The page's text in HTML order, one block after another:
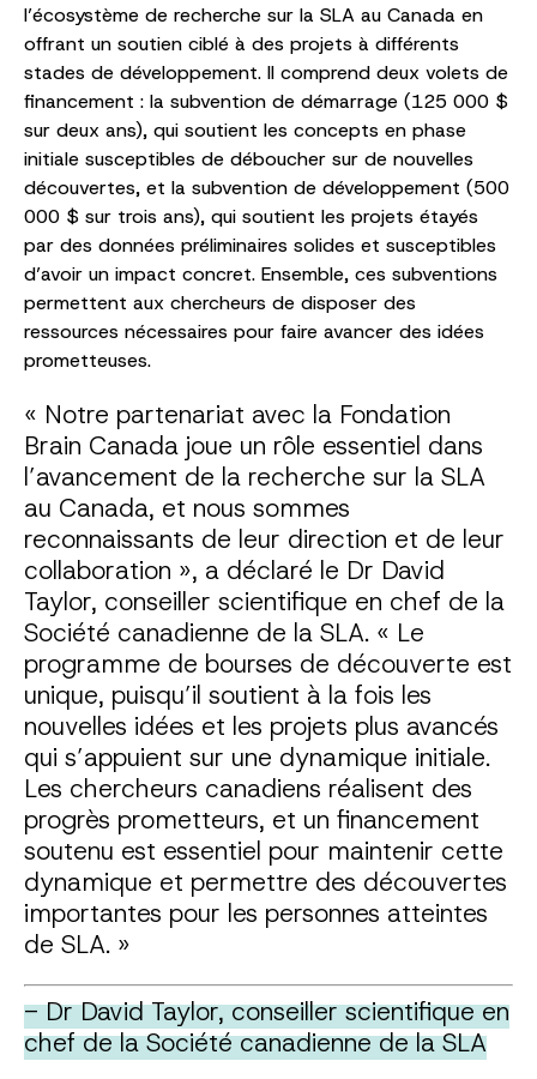
l’écosystème de recherche sur la SLA au Canada en
offrant un soutien ciblé à des projets à différents
stades de développement. Il comprend deux volets de
financement : la subvention de démarrage (125 000 $
sur deux ans), qui soutient les concepts en phase
initiale susceptibles de déboucher sur de nouvelles
découvertes, et la subvention de développement (500
000 $ sur trois ans), qui soutient les projets étayés
par des données préliminaires solides et susceptibles
d’avoir un impact concret. Ensemble, ces subventions
permettent aux chercheurs de disposer des
ressources nécessaires pour faire avancer des idées
prometteuses.
« Notre partenariat avec la Fondation
Brain Canada joue un rôle essentiel dans
l’avancement de la recherche sur la SLA
au Canada, et nous sommes
reconnaissants de leur direction et de leur
collaboration », a déclaré le Dr David
Taylor, conseiller scientifique en chef de la
Société canadienne de la SLA. « Le
programme de bourses de découverte est
unique, puisqu’il soutient à la fois les
nouvelles idées et les projets plus avancés
qui s’appuient sur une dynamique initiale.
Les chercheurs canadiens réalisent des
progrès prometteurs, et un financement
soutenu est essentiel pour maintenir cette
dynamique et permettre des découvertes
importantes pour les personnes atteintes
de SLA. »
- Dr David Taylor, conseiller scientifique en
chef de la Société canadienne de la SLA